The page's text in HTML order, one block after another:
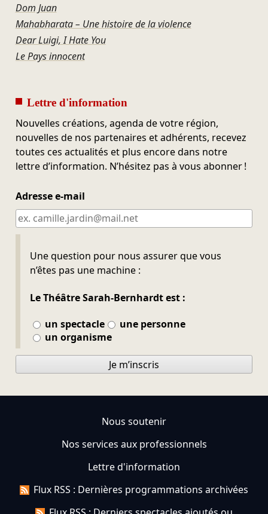
Dom Juan
Mahabharata – Une histoire de la violence
Dear Luigi, I Hate You
Le Pays innocent
Lettre d'information
Nouvelles créations, agenda de votre région,
nouvelles de nos partenaires et adhérents, recevez
toutes ces actualités et plus encore dans notre
lettre d’information. N’hésitez pas à vous abonner !
Adresse e-mail
Une question pour nous assurer que vous
n’êtes pas une machine :
Le Théâtre Sarah-Bernhardt est :
un spectacle
une personne
un organisme
Ne pas remplir
Je m’inscris
Nous soutenir
Nos services aux professionnels
Lettre d'information
Flux RSS : Dernières programmations archivées